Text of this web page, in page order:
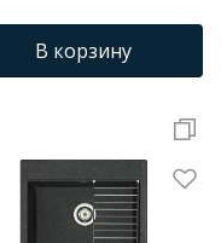
В корзину